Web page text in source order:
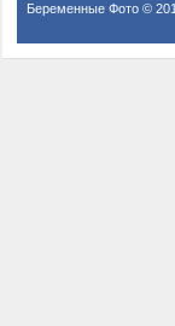
Беременные Фото ©